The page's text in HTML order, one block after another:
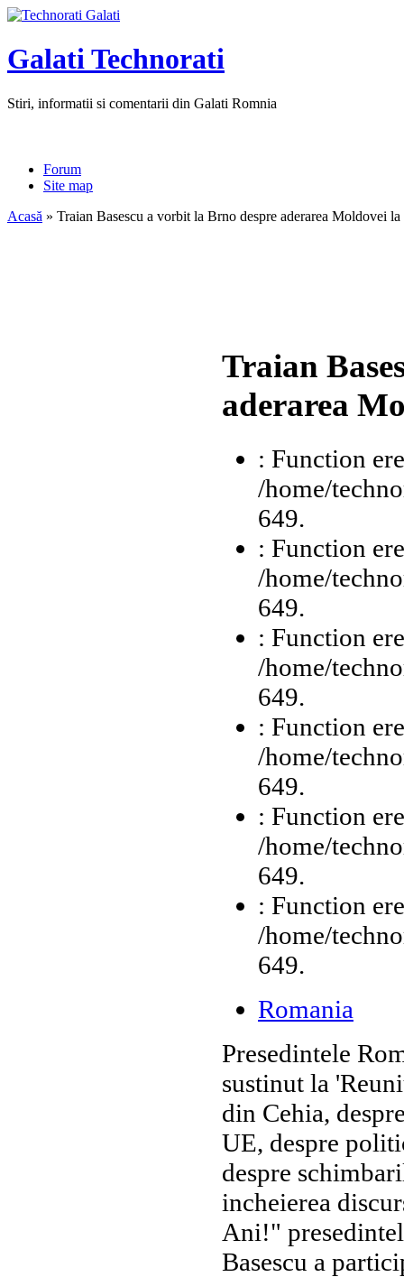
Galati Technorati
Stiri, informatii si comentarii din Galati Romnia
Forum
Site map
Acasă » Traian Basescu a vorbit la Brno despre aderarea Moldovei
Traian
aderarea
: Function
/home/
649.
: Function
/home/
649.
: Function
/home/
649.
: Function
/home/
649.
: Function
/home/
649.
: Function
/home/
649.
Romania
Presedintele
sustinut la
din Cehia,
UE, despre
despre
incheierea
Ani!"
Basescu a